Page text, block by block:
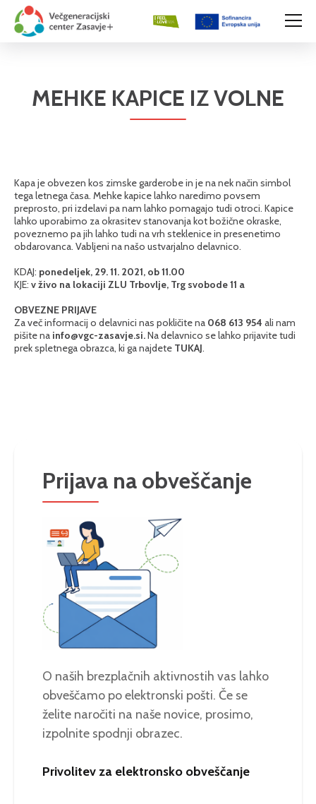
MEHKE KAPICE IZ VOLNE
Kapa je obvezen kos zimske garderobe in je na nek način simbol
tega letnega časa. Mehke kapice lahko naredimo povsem
preprosto, pri izdelavi pa nam lahko pomagajo tudi otroci. Kapice
lahko uporabimo za okrasitev stanovanja kot božične okraske,
poveznemo pa jih lahko tudi na vrh steklenice in presenetimo
obdarovanca. Vabljeni na našo ustvarjalno delavnico.
KDAJ: ponedeljek, 29. 11. 2021, ob 11.00
KJE: v živo na lokaciji ZLU Trbovlje, Trg svobode 11 a
OBVEZNE PRIJAVE
Za več informacij o delavnici nas pokličite na 068 613 954 ali nam
pišite na info@vgc-zasavje.si.Na delavnico se lahko prijavite tudi
prek spletnega obrazca, ki ga najdete TUKAJ.
Prijava na obveščanje
O naših brezplačnih aktivnostih vas lahko
obveščamo po elektronski pošti. Če se
želite naročiti na naše novice, prosimo,
izpolnite spodnji obrazec.
Privolitev za elektronsko obveščanje